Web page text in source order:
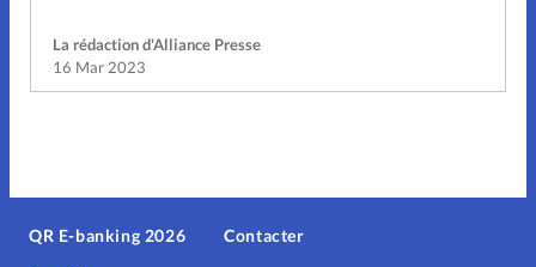
La rédaction d'Alliance Presse
16 Mar 2023
QR E-banking 2026 Contacter